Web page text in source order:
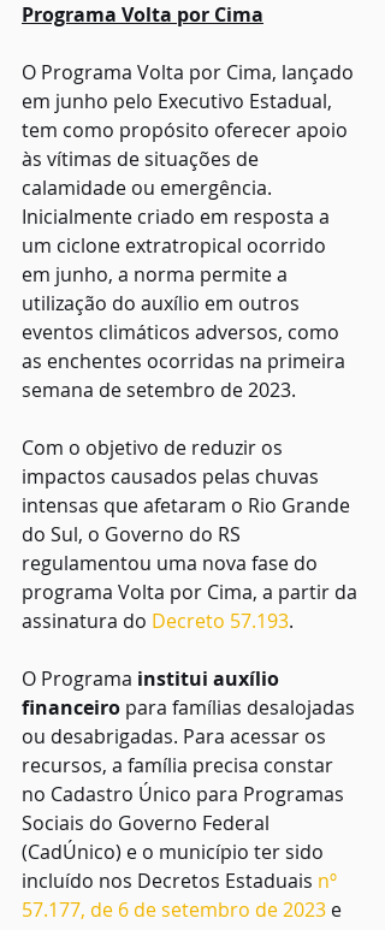
Programa Volta por Cima
O Programa Volta por Cima, lançado
em junho pelo Executivo Estadual,
tem como propósito oferecer apoio
às vítimas de situações de
calamidade ou emergência.
Inicialmente criado em resposta a
um ciclone extratropical ocorrido
em junho, a norma permite a
utilização do auxílio em outros
eventos climáticos adversos, como
as enchentes ocorridas na primeira
semana de setembro de 2023.
Com o objetivo de reduzir os
impactos causados pelas chuvas
intensas que afetaram o Rio Grande
do Sul, o Governo do RS
regulamentou uma nova fase do
programa Volta por Cima, a partir da
assinatura do Decreto 57.193.
O Programa institui auxílio
financeiro para famílias desalojadas
ou desabrigadas. Para acessar os
recursos, a família precisa constar
no Cadastro Único para Programas
Sociais do Governo Federal
(CadÚnico) e o município ter sido
incluído nos Decretos Estaduais nº
57.177, de 6 de setembro de 2023 e